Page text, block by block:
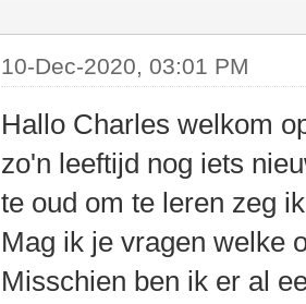
10-Dec-2020, 03:01 PM
Hallo Charles welkom
zo'n leeftijd nog iets
te oud om te leren zeg
Mag ik je vragen welke
Misschien ben ik er al